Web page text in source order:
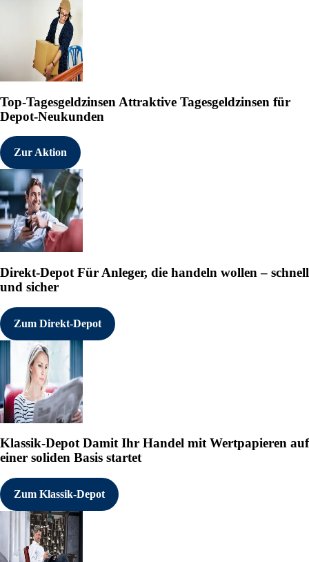
Top-Tagesgeldzinsen Attraktive Tagesgeldzinsen für
Depot-Neukunden
Zur Aktion
Direkt-Depot Für Anleger, die handeln wollen – schnell
und sicher
Zum Direkt-Depot
Klassik-DepotDamit Ihr Handel mit Wertpapieren auf
einer soliden Basis startet
Zum Klassik-Depot